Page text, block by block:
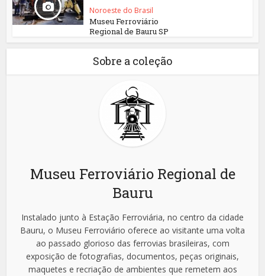
Noroeste do Brasil
Museu Ferroviário
Regional de Bauru SP
Sobre a coleção
Museu Ferroviário Regional de
Bauru
Instalado junto à Estação Ferroviária, no centro da cidade
Bauru, o Museu Ferroviário oferece ao visitante uma volta
ao passado glorioso das ferrovias brasileiras, com
exposição de fotografias, documentos, peças originais,
maquetes e recriação de ambientes que remetem aos